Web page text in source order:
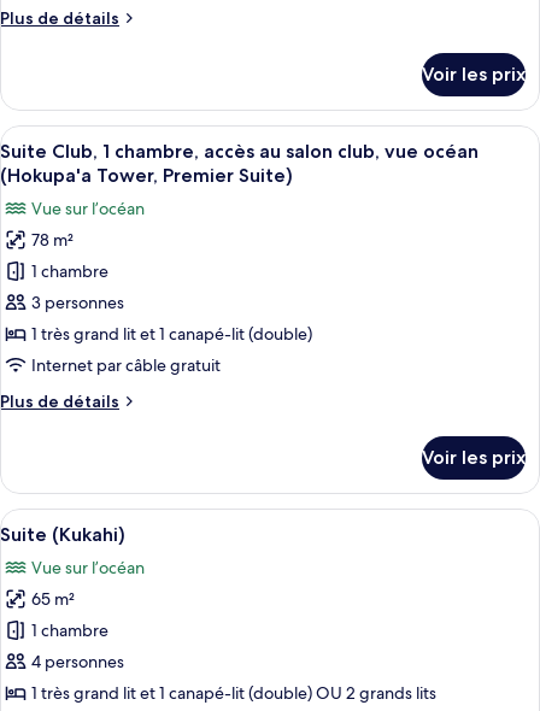
Tower)
front
Tower)
Club,
grand
lit,
accès
au
salon
club,
en
front
de
mer
(Hokupa'a
Tower)
Plus de détails
Plus
le
type
de
chambre
Chambre
Club,
très
grand
lit,
au
salon
en
(Hokupa'a
Tower)
Voir les prix
Afficher
toutes
les
photos
pour
ce
type
de
chambre :
Club,
accès
au
salon
club,
vue
océan
(Hokupa'a
Tower,
Une chambre d’hôtel moderne
6
Suite Club, 1 chambre, accès au salon club, vue océan
(Hokupa'a Tower, Premier Suite)
Vue sur l’océan
78 m²
1 chambre
3 personnes
1 très grand lit et 1 canapé-lit (double)
Internet par câble gratuit
Plus de détails
Plus
le
type
de
chambre
Suite
Club,
chambre,
accès
au
salon
Voir les prix
Afficher
toutes
les
photos
pour
ce
type
Un salon moderne avec un canapé,
7
Suite (Kukahi)
Vue sur l’océan
65 m²
1 chambre
4 personnes
1 très grand lit et 1 canapé-lit (double) OU 2 grands lits